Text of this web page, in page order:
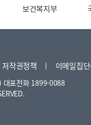
보건복지부
저작권정책 이메일집
대표전화 1899-0088